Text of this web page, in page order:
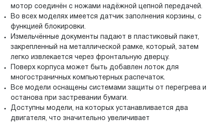
мотор соединён с ножами надёжной цепной передачей.
Во всех моделях имеется датчик заполнения корзины, с
функцией блокировки.
Измельчённые документы падают в пластиковый пакет,
закрепленный на металлической рамке, который, затем
легко извлекается через фронтальную дверцу.
Поверх корпуса может быть добавлен лоток для
многостраничных компьютерных распечаток.
Все модели оснащены системами защиты от перегрева и
останова при застревании бумаги.
Доступны модели, на которых устанавливается два
двигателя, что значительно увеличивает